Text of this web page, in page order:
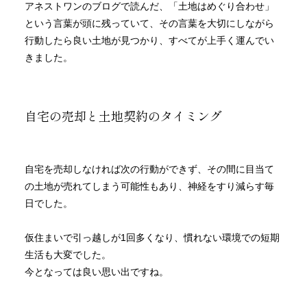
アネストワンのブログで読んだ、「土地はめぐり合わせ」
という言葉が頭に残っていて、その言葉を大切にしながら
行動したら良い土地が見つかり、すべてが上手く運んでい
きました。
自宅の売却と土地契約のタイミング
自宅を売却しなければ次の行動ができず、その間に目当て
の土地が売れてしまう可能性もあり、神経をすり減らす毎
日でした。
仮住まいで引っ越しが1回多くなり、慣れない環境での短期
生活も大変でした。
今となっては良い思い出ですね。